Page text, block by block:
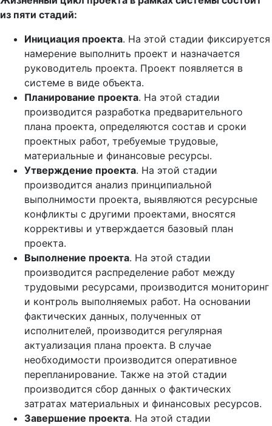
из пяти стадий:
Инициация проекта. На этой стадии фиксируется
намерение выполнить проект и назначается
руководитель проекта. Проект появляется в
системе в виде объекта.
Планирование проекта. На этой стадии
производится разработка предварительного
плана проекта, определяются состав и сроки
проектных работ, требуемые трудовые,
материальные и финансовые ресурсы.
Утверждение проекта. На этой стадии
производится анализ принципиальной
выполнимости проекта, выявляются ресурсные
конфликты с другими проектами, вносятся
коррективы и утверждается базовый план
проекта.
Выполнение проекта. На этой стадии
производится распределение работ между
трудовыми ресурсами, производится мониторинг
и контроль выполняемых работ. На основании
фактических данных, полученных от
исполнителей, производится регулярная
актуализация плана проекта. В случае
необходимости производится оперативное
перепланирование. Также на этой стадии
производится сбор данных о фактических
затратах материальных и финансовых ресурсов.
Завершение проекта. На этой стадии